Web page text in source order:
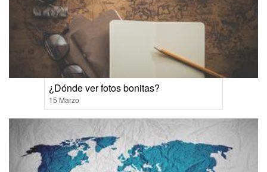
¿Dónde ver fotos bonitas?
15 Marzo